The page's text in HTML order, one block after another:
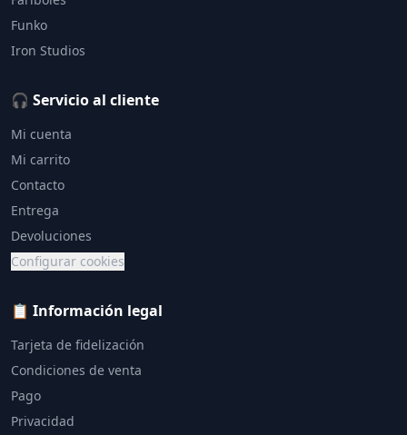
Funko
Iron Studios
🎧 Servicio al cliente
Mi cuenta
Mi carrito
Contacto
Entrega
Devoluciones
Configurar cookies
📋 Información legal
Tarjeta de fidelización
Condiciones de venta
Pago
Privacidad